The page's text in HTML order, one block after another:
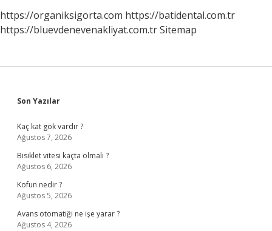
https://organiksigorta.com https://batidental.com.tr
https://bluevdenevenakliyat.com.trSitemap
Sidebar
Son Yazılar
Kaç kat gök vardır ?
Ağustos 7, 2026
Bisiklet vitesi kaçta olmalı ?
Ağustos 6, 2026
Kofun nedir ?
Ağustos 5, 2026
Avans otomatiği ne işe yarar ?
Ağustos 4, 2026